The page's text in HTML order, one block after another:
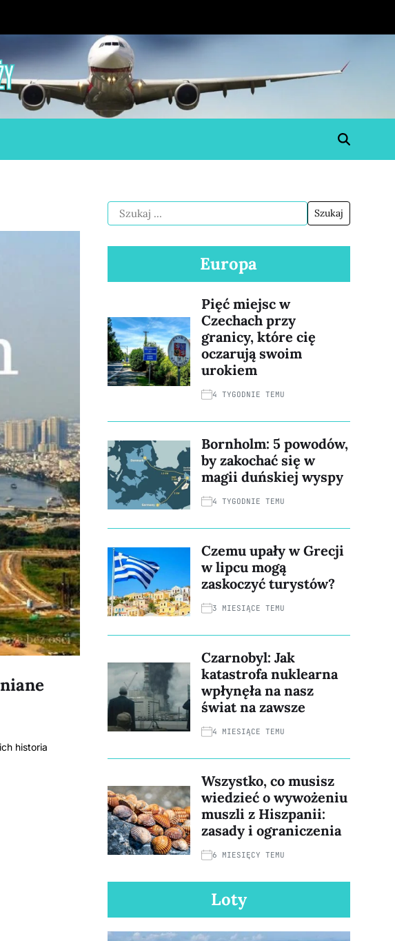
historia
Europa
Pięć miejsc w
Czechach przy
granicy, które cię
oczarują swoim
urokiem
4 TYGODNIE TEMU
Bornholm: 5 powodów,
by zakochać się w
magii duńskiej wyspy
4 TYGODNIE TEMU
Czemu upały w Grecji
w lipcu mogą
zaskoczyć turystów?
3 MIESIĄCE TEMU
Czarnobyl: Jak
katastrofa nuklearna
wpłynęła na nasz
świat na zawsze
4 MIESIĄCE TEMU
Wszystko, co musisz
wiedzieć o wywożeniu
muszli z Hiszpanii:
zasady i ograniczenia
6 MIESIĘCY TEMU
Loty